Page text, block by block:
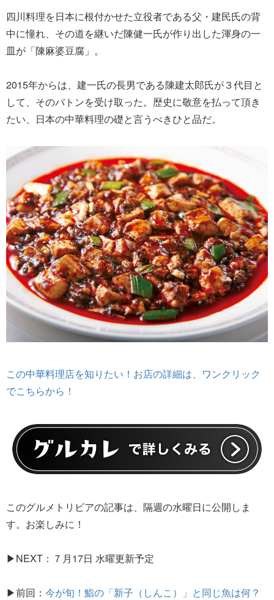
四川料理を日本に根付かせた立役者である父・建民氏の背
中に憧れ、その道を継いだ陳健一氏が作り出した渾身の一
皿が「陳麻婆豆腐」。
2015年からは、建一氏の長男である陳建太郎氏が３代目と
して、そのバトンを受け取った。歴史に敬意を払って頂き
たい、日本の中華料理の礎と言うべきひと品だ。
この中華料理店を知りたい！お店の詳細は、ワンクリック
でこちらから！
このグルメトリビアの記事は、隔週の水曜日に公開しま
す。お楽しみに！
▶NEXT：７月17日 水曜更新予定
▶前回： 今が旬！鮨の「新子（しんこ）」と同じ魚は何？